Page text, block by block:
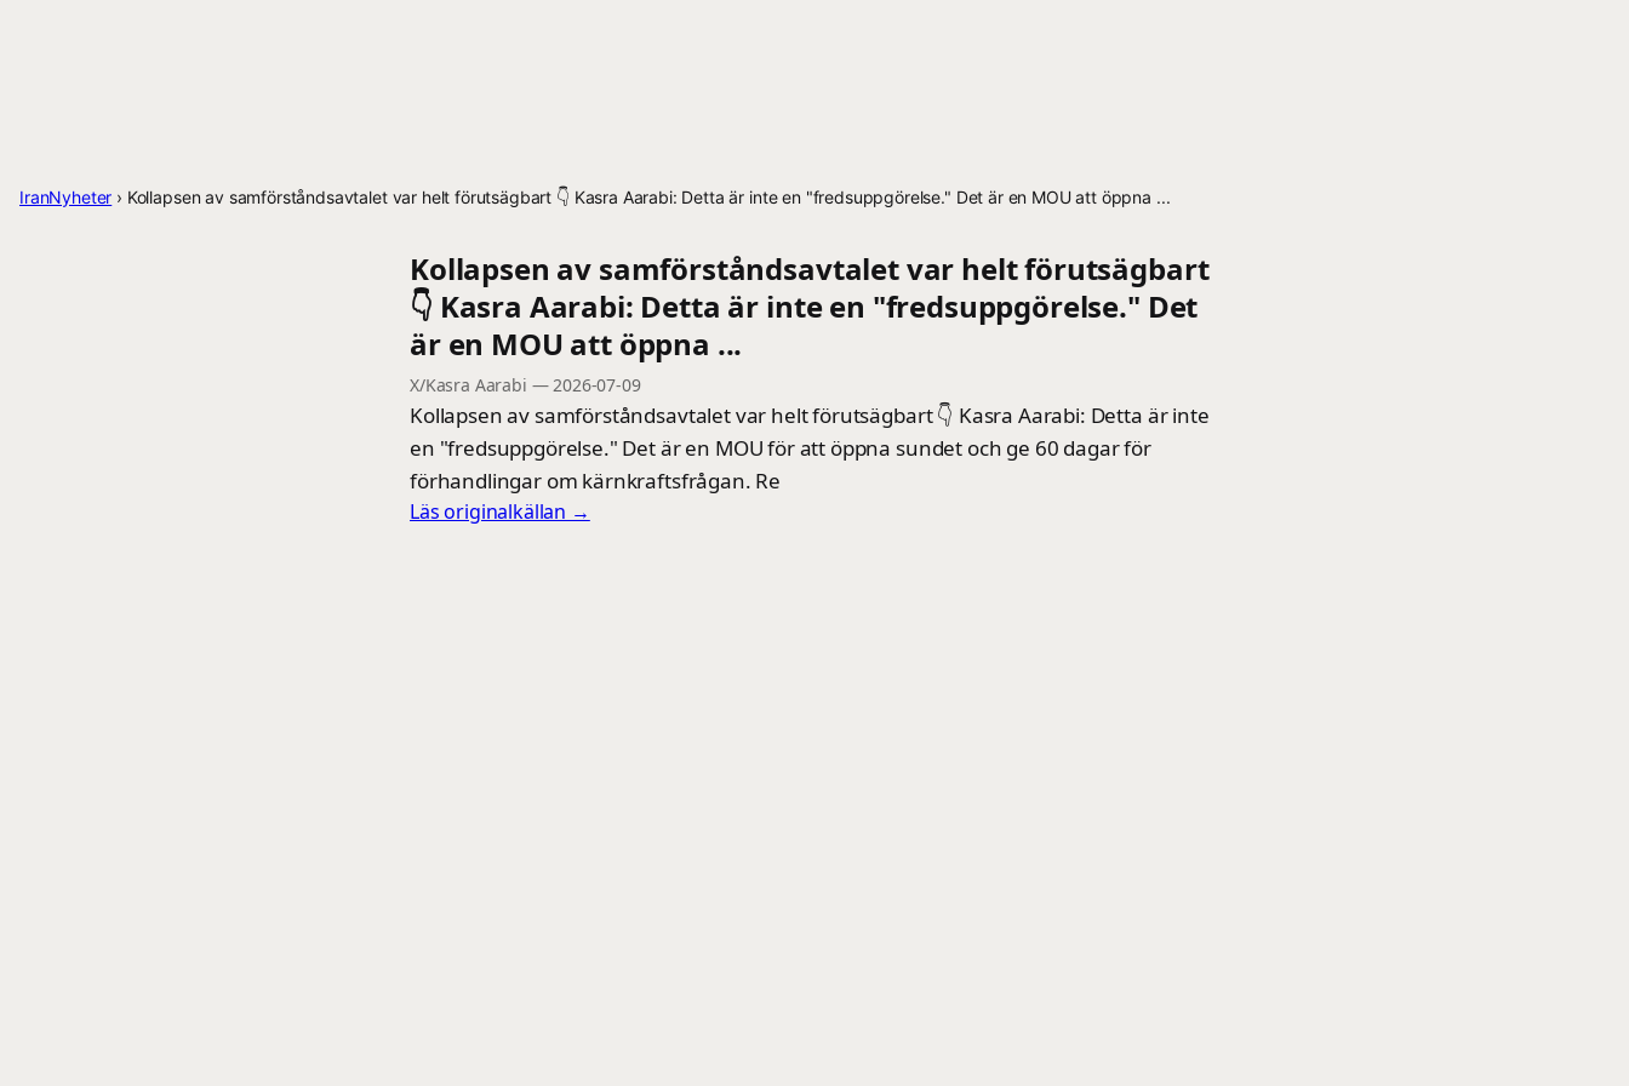
IranNyheter › Kollapsen av samförståndsavtalet var helt förutsägbart 👇 Kasra Aarabi: Detta är inte en "fredsuppgörelse." Det är en MOU att öppna ...
Kollapsen av samförståndsavtalet var helt förutsägbart
👇 Kasra Aarabi: Detta är inte en "fredsuppgörelse." Det
är en MOU att öppna ...
X/Kasra Aarabi —2026-07-09
Kollapsen av samförståndsavtalet var helt förutsägbart 👇 Kasra Aarabi: Detta är inte
en "fredsuppgörelse." Det är en MOU för att öppna sundet och ge 60 dagar för
förhandlingar om kärnkraftsfrågan. Re
Läs originalkällan →